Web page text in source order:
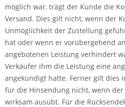
möglich war, trägt der Kunde die
Versand. Dies gilt nicht, wenn der
Unmöglichkeit der Zustellung
hat oder wenn er vorübergehend
angebotenen Leistung verhindert
Verkäufer ihm die Leistung eine
angekündigt hatte. Ferner gilt dies
für die Hinsendung nicht, wenn
wirksam ausübt. Für die